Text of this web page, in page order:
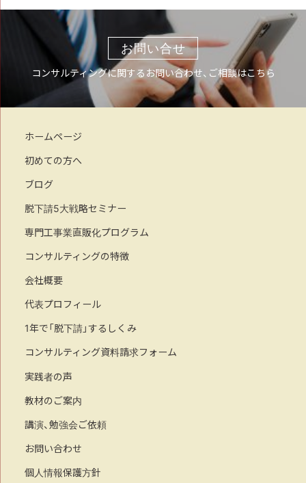
お問い合せ
コンサルティングに関するお問い合わせ、ご相談はこちら
ホームページ
初めての方へ
ブログ
脱下請5大戦略セミナー
専門工事業直販化プログラム
コンサルティングの特徴
会社概要
代表プロフィール
1年で「脱下請」するしくみ
コンサルティング資料請求フォーム
実践者の声
教材のご案内
講演、勉強会ご依頼
お問い合わせ
個人情報保護方針